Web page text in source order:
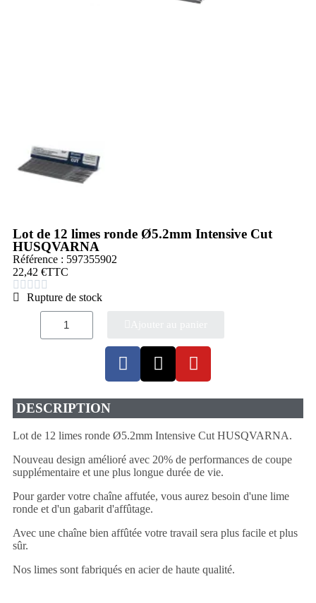
Lot de 12 limes ronde Ø5.2mm Intensive Cut
HUSQVARNA
Référence : 597355902
22,42 €TTC
    
Rupture de stock
DESCRIPTION
Lot de 12 limes ronde Ø5.2mm Intensive Cut HUSQVARNA.
Nouveau design amélioré avec 20% de performances de coupe
supplémentaire et une plus longue durée de vie.
Pour garder votre chaîne affutée, vous aurez besoin d'une lime
ronde et d'un gabarit d'affûtage.
Avec une chaîne bien affûtée votre travail sera plus facile et plus
sûr.
Nos limes sont fabriqués en acier de haute qualité.